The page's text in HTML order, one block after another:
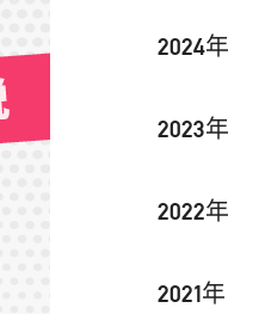
2024年
2023年
2022年
2021年